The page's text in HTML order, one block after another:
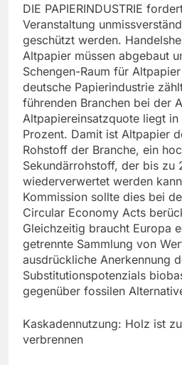
DIE PAPIERINDUSTRIE
Veranstaltung
geschützt werden.
Altpapier müssen abgebaut
Schengen-Raum für
deutsche Papierindustrie
führenden Branchen bei der
Altpapiereinsatzquote liegt
Prozent. Damit ist Altpapier
Rohstoff der Branche, ein
Sekundärrohstoff, der bis zu
wiederverwertet werden
Kommission sollte dies bei
Circular Economy Acts
Gleichzeitig braucht Europa
getrennte Sammlung von
ausdrückliche Anerkennung
Substitutionspotenzials
gegenüber fossilen
Kaskadennutzung: Holz ist
verbrennen